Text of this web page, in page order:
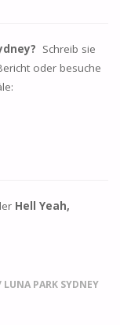
Schreib sie
oder besuche
Hell Yeah,
LUNA PARK SYDNEY